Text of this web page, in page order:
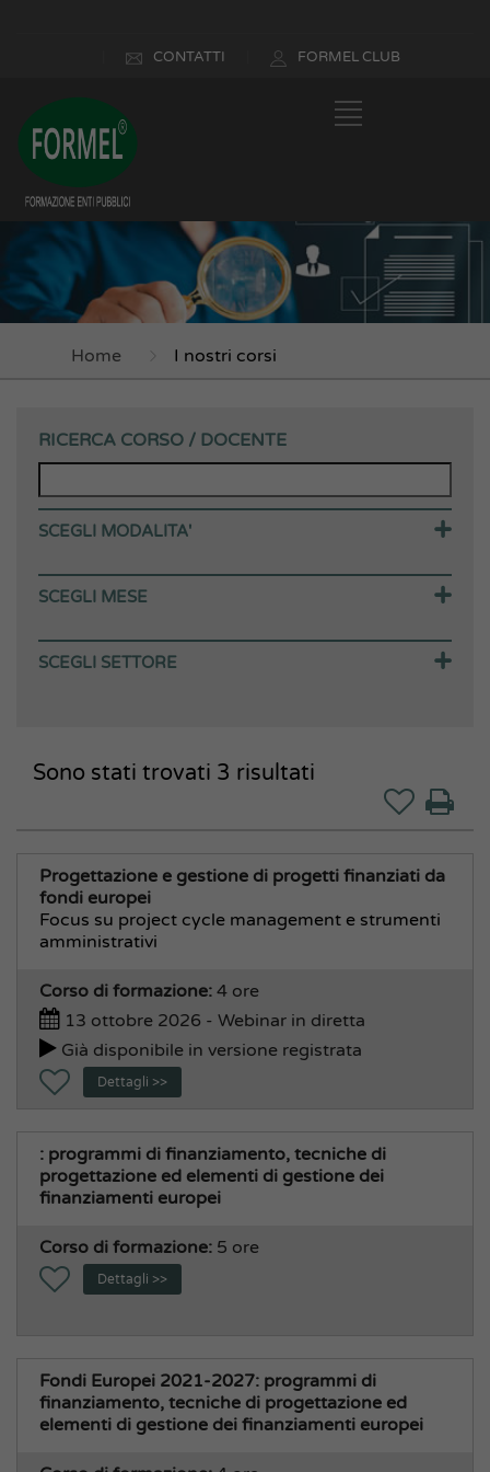
CONTATTI FORMEL CLUB
Home I nostri corsi
RICERCA CORSO / DOCENTE
SCEGLI MODALITA'
Corsi in aula
Webinar (in diretta)
Webinar (in differita)
Corsi E-learning
Corsi gratuiti
SCEGLI MESE
Agosto 2026
Settembre 2026
Dicembre 2026
SCEGLI SETTORE
Anticorruzione e Privacy
Aziende Speciali Partecipate
CUG
Direzione Generale
Informatica, Statistica, Ced
Legale, Avvocatura, Giuridico, Penale
Office 365
Soft Skill, Comunicazione, Urp
Stazioni Appaltanti
Area Socio Culturale e Demografica
Cultura, Sport, Turismo
Pubblica Istruzione, Asili Nido
Servizi Cimiteriali
Sono stati trovati 3 risultati
Progettazione e gestione di progetti finanziati da
fondi europei
Focus su project cycle management e strumenti
amministrativi
Corso di formazione: 4 ore
13 ottobre 2026 - Webinar in diretta
Già disponibile in versione registrata
Dettagli >>
: programmi di finanziamento, tecniche di
progettazione ed elementi di gestione dei
finanziamenti europei
Corso di formazione: 5 ore
Dettagli >>
Fondi Europei 2021-2027: programmi di
finanziamento, tecniche di progettazione ed
elementi di gestione dei finanziamenti europei